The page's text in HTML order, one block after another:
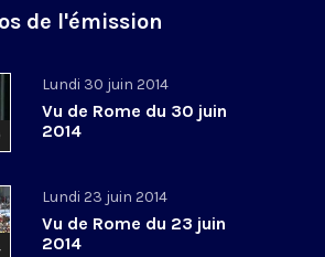
de l'émission
Lundi 30 juin 2014
Vu de Rome du 30 juin
2014
Lundi 23 juin 2014
Vu de Rome du 23 juin
2014